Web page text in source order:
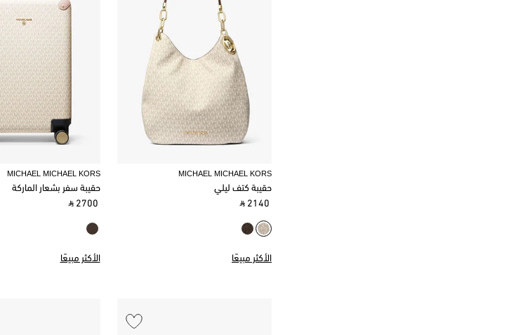
MICHAEL MICHAEL KORS
حقيبة كتف ليلي
‎ ⃁ 2140 ‎
الأكثر مبيعًا
MICHAEL MICHAEL KORS
حقيبة سفر بشعار الماركة
‎ ⃁ 2700 ‎
الأكثر مبيعًا